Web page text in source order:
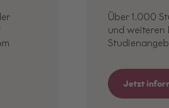
Über 1.000
und weiteren
Jetzt